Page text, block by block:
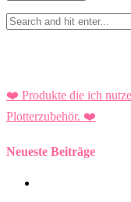
❤️ Produkte die ich
Plotterzubehör. ❤️
Neueste Beiträge